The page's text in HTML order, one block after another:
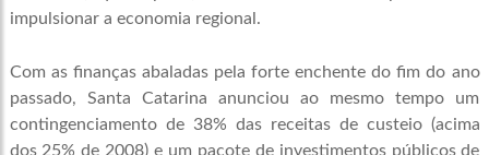
impulsionar a economia regional.
Com as finanças abaladas pela forte enchente do fim do ano
passado, Santa Catarina anunciou ao mesmo tempo um
contingenciamento de 38% das receitas de custeio (acima
dos 25% de 2008) e um pacote de investimentos públicos de